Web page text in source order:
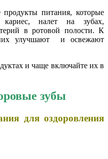
питания, которые
кариес, налет на зубах,
в ротовой полости. К
улучшают и освежают
и чаще включайте их в
зубы
для оздоровления